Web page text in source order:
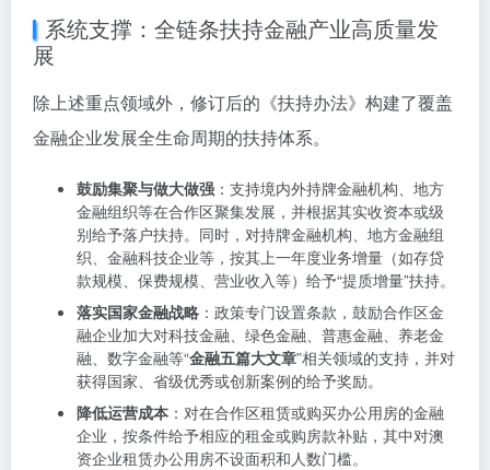
系统支撑：全链条扶持金融产业高质量发
展
除上述重点领域外，修订后的《扶持办法》构建了覆盖
金融企业发展全生命周期的扶持体系。
鼓励集聚与做大做强 ：支持境内外持牌金融机构、地方
金融组织等在合作区聚集发展，并根据其实收资本或级
别给予落户扶持。同时，对持牌金融机构、地方金融组
织、金融科技企业等，按其上一年度业务增量（如存贷
款规模、保费规模、营业收入等）给予“提质增量”扶持。
落实国家金融战略 ：政策专门设置条款，鼓励合作区金
融企业加大对科技金融、绿色金融、普惠金融、养老金
融、数字金融等“金融五篇大文章”相关领域的支持，并对
获得国家、省级优秀或创新案例的给予奖励。
降低运营成本 ：对在合作区租赁或购买办公用房的金融
企业，按条件给予相应的租金或购房款补贴，其中对澳
资企业租赁办公用房不设面积和人数门槛。